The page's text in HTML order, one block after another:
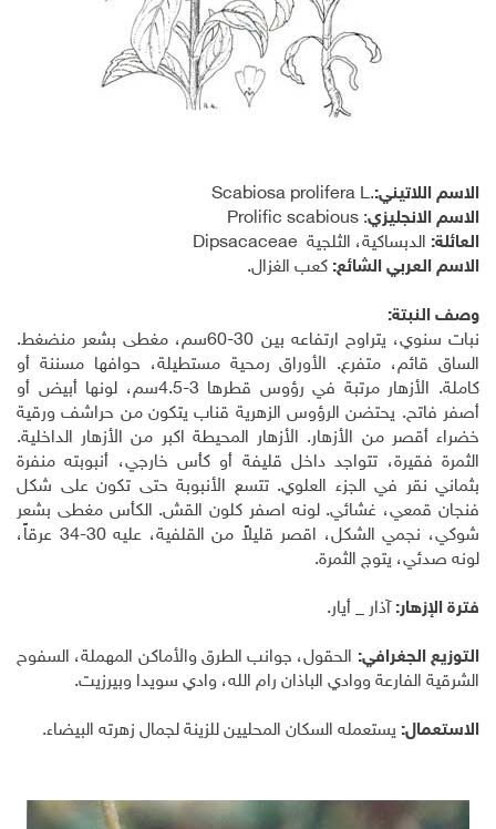
الاسم اللاتيني:Scabiosa prolifera L.
الاسم الانجليزي:
Prolific scabious
العائلة: الدبساكية، الثلجية Dipsacaceae
الاسم العربي الشائع: كعب الغزال.
وصف النبتة:
نبات سنوي، يتراوح ارتفاعه بين 30-60سم، مغطى بشعر منضغط.
الساق قائم، متفرع. الأوراق رمحية مستطيلة، حوافها مسننة أو
كاملة. الأزهار مرتبة في رؤوس قطرها 3-4.5سم، لونها أبيض أو
أصفر فاتح. يحتضن الرؤوس الزهرية قناب يتكون من حراشف ورقية
خضراء أقصر من الأزهار. الأزهار المحيطة اكبر من الأزهار الداخلية.
الثمرة فقيرة، تتواجد داخل قليفة أو كأس خارجي، أنبوبته منفرة
بثماني نقر في الجزء العلوي. تتسع الأنبوبة حتى تكون على شكل
فنجان قمعي، غشائي. لونه اصفر كلون القش. الكأس مغطى بشعر
شوكي، نجمي الشكل، اقصر قليلاً من القلفية، عليه 30-34 عرقاً،
لونه صدئي، يتوج الثمرة.
فترة الإزهار: آذار _ أيار.
التوزيع الجغرافي: الحقول، جوانب الطرق والأماكن المهملة، السفوح
الشرقية الفارعة ووادي الباذان رام الله، وادي سويدا وبيرزيت.
الاستعمال: يستعمله السكان المحليين للزينة لجمال زهرته البيضاء.